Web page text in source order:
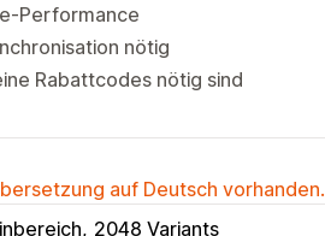
Performance
nötig
Rabattcodes nötig sind
auf Deutsch vorhanden.
2048 Variants